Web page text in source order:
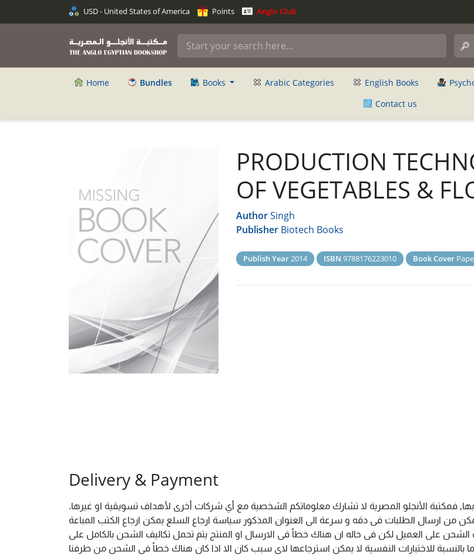
USD - United States of America Points Anglo Club
Home Bundles Books Arabic Categories English Books
Contact us
PRODUCTION
OF VEGETABLES &
AuthorSingh
Publisher Biotech Books
Publish Year2014 ISBN 9788176223010 Book Cover
Delivery & Payment
فمكتبة الأنجلو المصرية لا تشارك معلوماتكم الشخصية مع أي شركات أخرى لأهداف تسويقية او غيرها.
من ارسال الطلبات فى دقه و سرعة الى العنوان المذكور سياسة ارجاع السلع يمكن ارجاع الكتب المباعة
على العميل لكن فى حاله ان هناك خطأ فى الارسال او المنتج يتم تحمل تكاليف الشحن بالكامل على
بالنسبة للاختبارات النفسية لا يمكن استرجاعها لاى سبب كان الا اذا كان هناك خطأ فى الشحن من طرفنا